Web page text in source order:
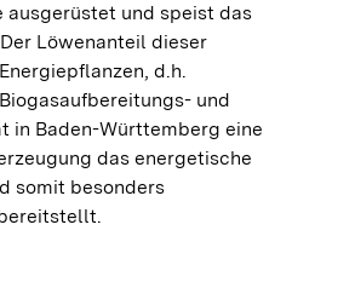
und speist das
Löwenanteil dieser
d.h.
und
in Baden-Württemberg eine
das energetische
somit besonders